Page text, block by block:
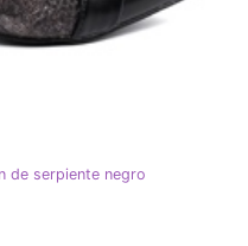
de serpiente negro